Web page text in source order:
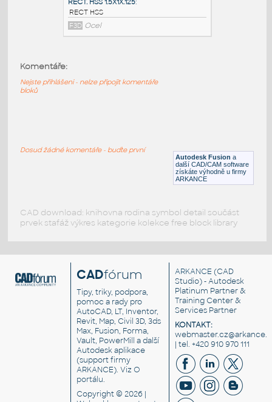
F3D Ocel
F3D Ocel
F3D Ocel
Autodesk Fusion a
další CAD/CAM software
získáte výhodně u firmy
ARKANCE
Komentáře:
Nejste přihlášeni - nelze připojit komentáře
bloků
Dosud žádné komentáře - buďte první
CAD download: knihovna rodina symbol detail součást
prvek stafáž výkres kategorie kolekce free block library
CADfórum
Tipy, triky, podpora,
pomoc a rady pro
AutoCAD, LT, Inventor,
Revit, Map, Civil 3D, 3ds
Max, Fusion, Forma,
Vault, PowerMill a další
Autodesk aplikace
(support firmy
ARKANCE). VizO
portálu.
Copyright © 2026 |
ARKANCE (CAD
Studio) - Autodesk
Platinum Partner &
Training Center &
Services Partner
KONTAKT:
| tel. +420 910 970 111